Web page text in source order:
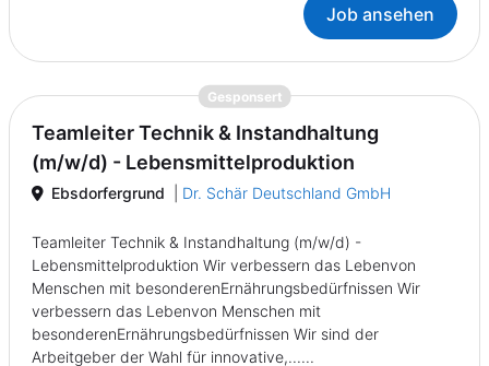
Job ansehen
Gesponsert{prompt.job}
Teamleiter Technik & Instandhaltung
(m/w/d) - Lebensmittelproduktion
Ebsdorfergrund Dr. Schär Deutschland GmbH
Teamleiter Technik & Instandhaltung (m/w/d) -
Lebensmittelproduktion Wir verbessern das Lebenvon
Menschen mit besonderenErnährungsbedürfnissen Wir
verbessern das Lebenvon Menschen mit
besonderenErnährungsbedürfnissen Wir sind der
Arbeitgeber der Wahl für innovative,......